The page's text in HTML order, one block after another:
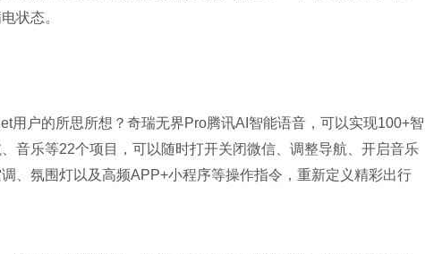
状态。
用户的所思所想？奇瑞无界Pro腾讯AI智能语音，可以实现100+智
音乐等22个项目，可以随时打开关闭微信、调整导航、开启音乐
、氛围灯以及高频APP+小程序等操作指令，重新定义精彩出行